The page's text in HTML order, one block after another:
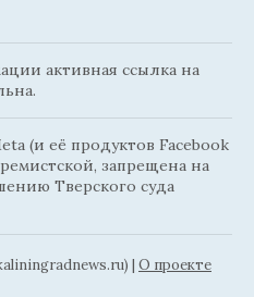
активная ссылка на
(и её продуктов Facebook
запрещена на
Тверского суда
| О проекте